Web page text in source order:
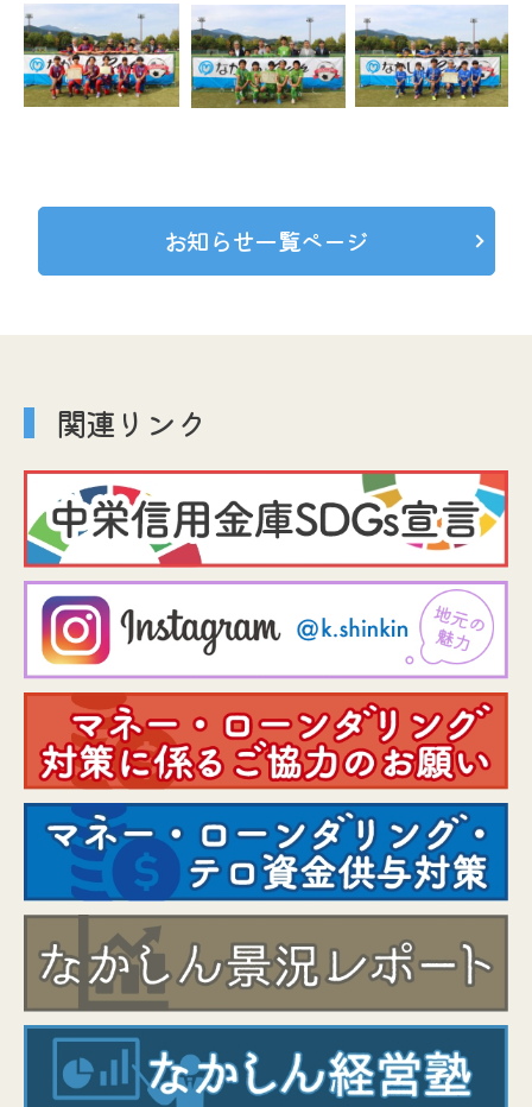
お知らせ一覧ページ
関連リンク